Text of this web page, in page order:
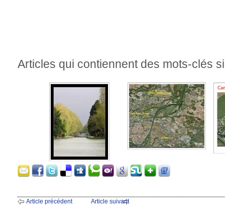
Articles qui contiennent des mots-clés
Article précédent Article suivant